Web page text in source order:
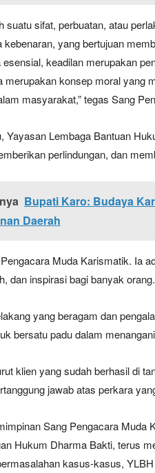
suatu sifat, perbuatan, atau
kebenaran, yang bertujuan
keadilan merupakan
merupakan konsep moral yang
masyarakat,” tegas Sang
Yayasan Lembaga Bantuan
perlindungan, dan
Bupati Karo: Budaya
Daerah
Muda Karismatik. Ia
dan inspirasi bagi banyak orang.
yang beragam dan
bersatu padu dalam
klien yang sudah berhasil di
jawab atas perkara
Sang Pengacara
Hukum Dharma Bakti, terus
kasus-kasus,